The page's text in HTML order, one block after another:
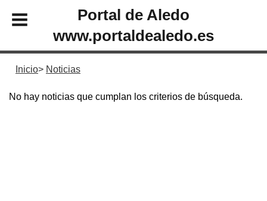
Portal de Aledo
www.portaldealedo.es
Inicio Noticias
No hay noticias que cumplan los criterios de búsqueda.